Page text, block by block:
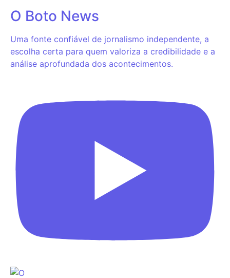
O Boto News
Uma fonte confiável de jornalismo independente, a
escolha certa para quem valoriza a credibilidade e a
análise aprofundada dos acontecimentos.